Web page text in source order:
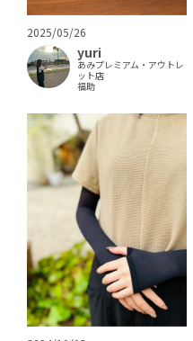
2025/05/26
yuri
あみプレミアム・アウトレ
ット店
福助